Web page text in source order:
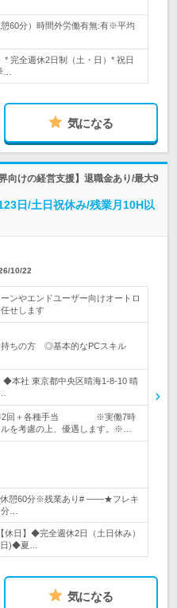
60分）時間外労働有無:有※平均
完全週休2日制（土・日）* 祝日
…
気になる
向けの経営支援】退職金あり/最大9
日/土日祝休み/残業月10H以
10/22
ンやエンドユーザー向けオートロ
せします
持ちの方 ◎基本的なPCスキル
◆本社 東京都中央区晴海1-8-10 晴
与年2回＋各種手当 ※実働7時
を考慮の上、優遇します。※…
休憩60分※残業あり# ――★フレキ
…
日】◆完全週休2日（土日休み）
)◆夏…
気になる